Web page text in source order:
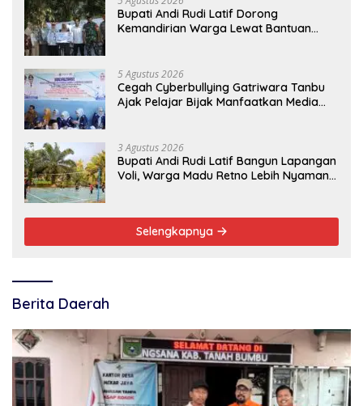
Bupati Andi Rudi Latif Dorong
Kemandirian Warga Lewat Bantuan
5 Agustus 2026
Cegah Cyberbullying Gatriwara Tanbu
Ajak Pelajar Bijak Manfaatkan Media
3 Agustus 2026
Bupati Andi Rudi Latif Bangun Lapangan
Voli, Warga Madu Retno Lebih Nyaman
Selengkapnya
Berita Daerah